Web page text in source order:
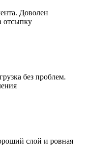
Доволен
отсыпку
без проблем.
слой и ровная